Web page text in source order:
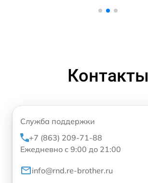
Контакты
Служба поддержки
+7 (863) 209-71-88
Ежедневно с 9:00 до 21:00
info@rnd.re-brother.ru